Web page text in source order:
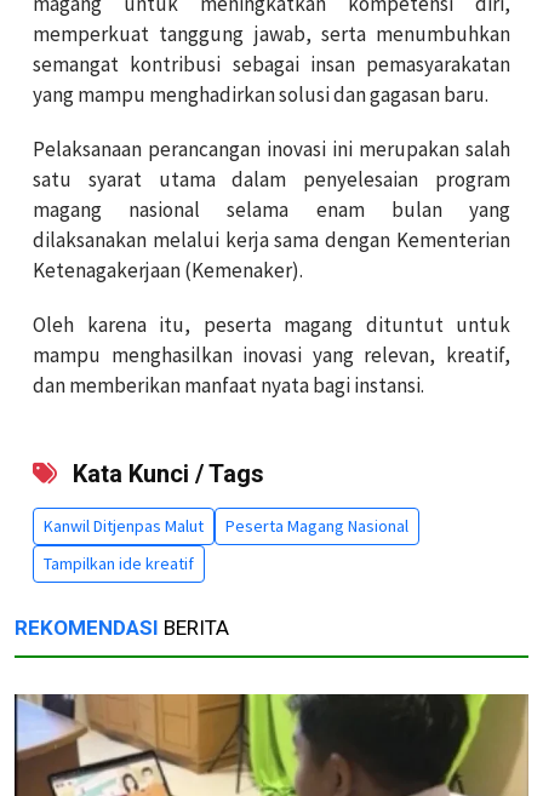
memperkuat tanggung jawab, serta menumbuhkan
semangat kontribusi sebagai insan pemasyarakatan
yang mampu menghadirkan solusi dan gagasan baru.
Pelaksanaan perancangan inovasi ini merupakan salah
satu syarat utama dalam penyelesaian program
magang nasional selama enam bulan yang
dilaksanakan melalui kerja sama dengan Kementerian
Ketenagakerjaan (Kemenaker).
Oleh karena itu, peserta magang dituntut untuk
mampu menghasilkan inovasi yang relevan, kreatif,
dan memberikan manfaat nyata bagi instansi.
Kata Kunci / Tags
Kanwil Ditjenpas Malut
Peserta Magang Nasional
Tampilkan ide kreatif
REKOMENDASI BERITA